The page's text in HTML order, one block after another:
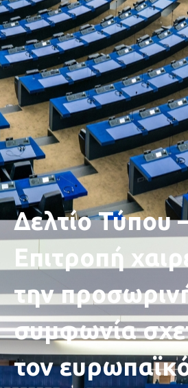
Δελτίο Τύπου
Επιτροπή
την
συμφωνία
τον